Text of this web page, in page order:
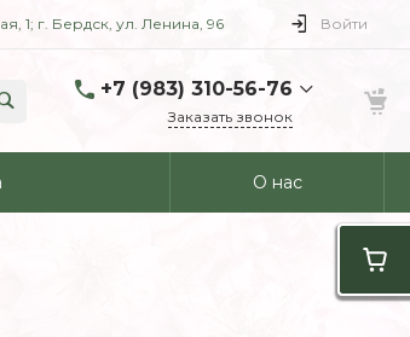
1; г. Бердск, ул. Ленина, 96 Войти
+7 (983) 310-56-76
Заказать звонок
О нас